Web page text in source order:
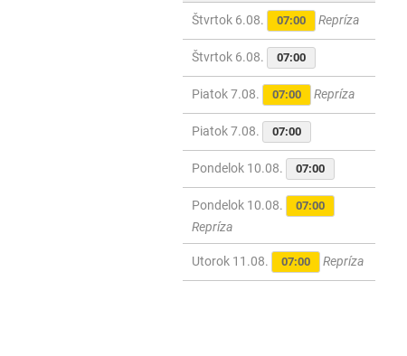
Štvrtok 6.08. 07:00 Repríza
Štvrtok 6.08. 07:00
Piatok 7.08. 07:00 Repríza
Piatok 7.08. 07:00
Pondelok 10.08. 07:00
Pondelok 10.08. 07:00
Repríza
Utorok 11.08. 07:00 Repríza